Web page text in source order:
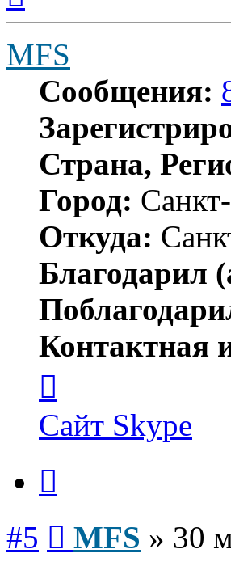
началу
MFS
Сообщения:
Страна,
Город:
Откуда:
Благодарил
Контактная
пользователя
MFS
Сайт Skype
#5 MFS » 30